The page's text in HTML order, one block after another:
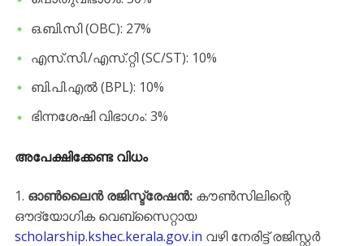
​ഒ.ബി.സി (OBC): 27%
​എസ്.സി./എസ്.റ്റി (SC/ST): 10%
​ബി.പി.എൽ (BPL): 10%
​ഭിന്നശേഷി വിഭാഗം: 3%
അപേക്ഷിക്കേണ്ട വിധം
ഓൺലൈൻ രജിസ്ട്രേഷൻ:കൗൺസിലിന്റെ
ഔദ്യോഗിക വെബ്സൈറ്റായ
scholarship.kshec.kerala.gov.in വഴി നേരിട്ട് രജിസ്റ്റർ